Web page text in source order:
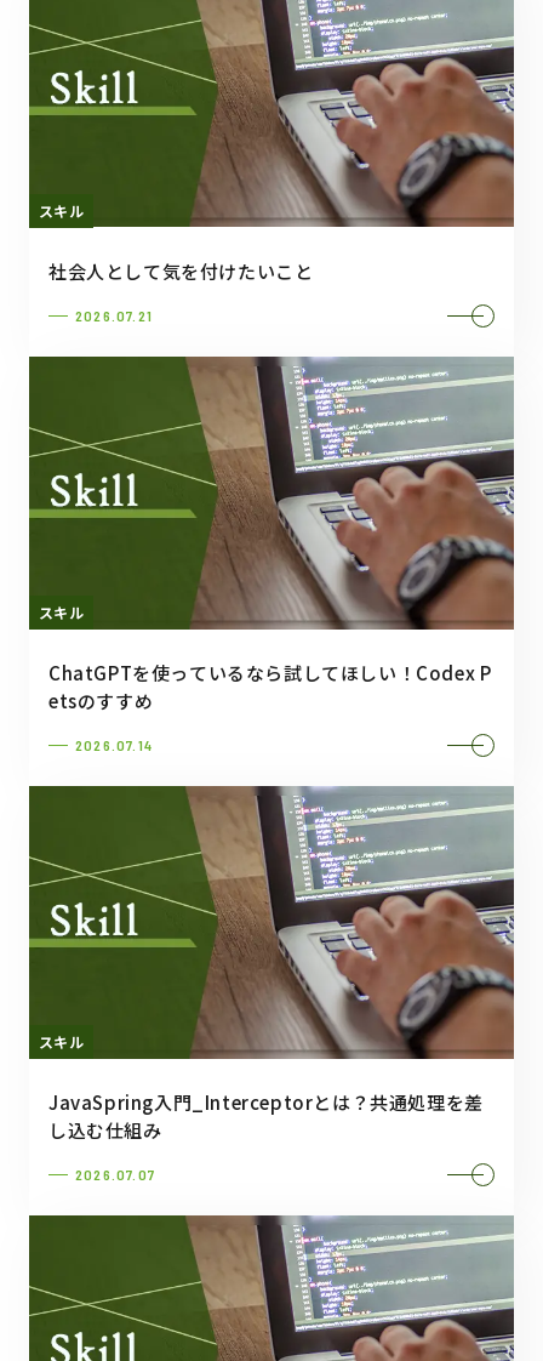
スキル
社会人として気を付けたいこと
2026.07.21
スキル
ChatGPTを使っているなら試してほしい！Codex P
etsのすすめ
2026.07.14
スキル
JavaSpring入門_Interceptorとは？共通処理を差
し込む仕組み
2026.07.07